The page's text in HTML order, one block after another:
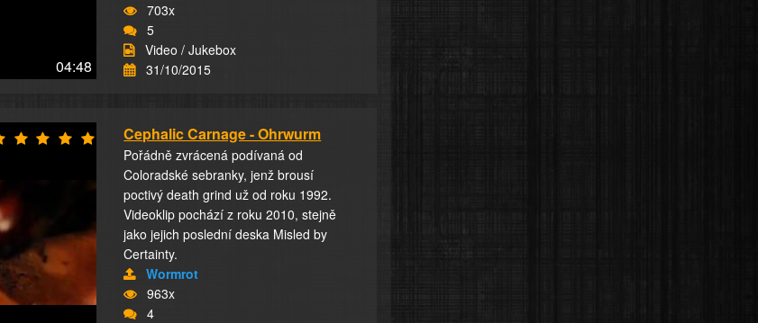
04:48
703x
5
Video / Jukebox
31/10/2015
Cephalic Carnage - Ohrwurm
Pořádně zvrácená podívaná od
Coloradské sebranky, jenž brousí
poctivý death grind už od roku 1992.
Videoklip pochází z roku 2010, stejně
jako jejich poslední deska Misled by
Certainty.
Wormrot
963x
4